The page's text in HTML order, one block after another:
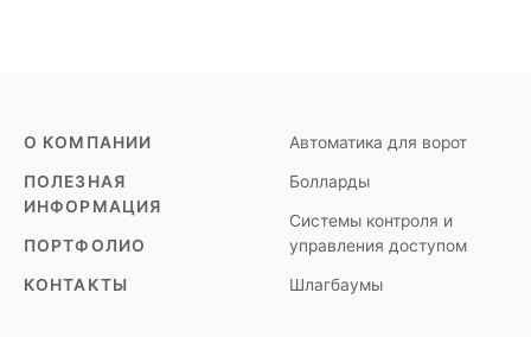
О КОМПАНИИ
ПОЛЕЗНАЯ
ИНФОРМАЦИЯ
ПОРТФОЛИО
КОНТАКТЫ
Автоматика для ворот
Болларды
Системы контроля и
управления доступом
Шлагбаумы